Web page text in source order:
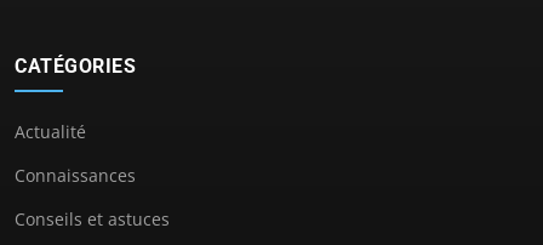
CATÉGORIES
Actualité
Connaissances
Conseils et astuces